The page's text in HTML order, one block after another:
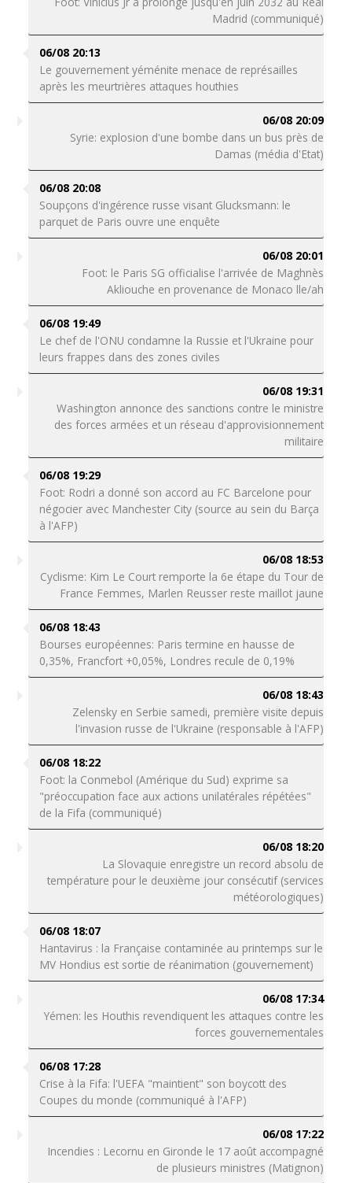
Madrid (communiqué)
06/08 20:13
Le gouvernement yéménite menace de représailles
après les meurtrières attaques houthies
06/08 20:09
Syrie: explosion d'une bombe dans un bus près de
Damas (média d'Etat)
06/08 20:08
Soupçons d'ingérence russe visant Glucksmann: le
parquet de Paris ouvre une enquête
06/08 20:01
Foot: le Paris SG officialise l'arrivée de Maghnès
Akliouche en provenance de Monaco lle/ah
06/08 19:49
Le chef de l'ONU condamne la Russie et l'Ukraine pour
leurs frappes dans des zones civiles
06/08 19:31
Washington annonce des sanctions contre le ministre
des forces armées et un réseau d'approvisionnement
militaire
06/08 19:29
Foot: Rodri a donné son accord au FC Barcelone pour
négocier avec Manchester City (source au sein du Barça
à l'AFP)
06/08 18:53
Cyclisme: Kim Le Court remporte la 6e étape du Tour de
France Femmes, Marlen Reusser reste maillot jaune
06/08 18:43
Bourses européennes: Paris termine en hausse de
0,35%, Francfort +0,05%, Londres recule de 0,19%
06/08 18:43
Zelensky en Serbie samedi, première visite depuis
l'invasion russe de l'Ukraine (responsable à l'AFP)
06/08 18:22
Foot: la Conmebol (Amérique du Sud) exprime sa
"préoccupation face aux actions unilatérales répétées"
de la Fifa (communiqué)
06/08 18:20
La Slovaquie enregistre un record absolu de
température pour le deuxième jour consécutif (services
météorologiques)
06/08 18:07
Hantavirus : la Française contaminée au printemps sur le
MV Hondius est sortie de réanimation (gouvernement)
06/08 17:34
Yémen: les Houthis revendiquent les attaques contre les
forces gouvernementales
06/08 17:28
Crise à la Fifa: l'UEFA "maintient" son boycott des
Coupes du monde (communiqué à l'AFP)
06/08 17:22
Incendies : Lecornu en Gironde le 17 août accompagné
de plusieurs ministres (Matignon)